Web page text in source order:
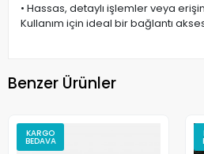
• Hassas, detaylı işlemler veya
Kullanım için ideal bir bağlantı
Benzer Ürünler
KARGO
BEDAVA